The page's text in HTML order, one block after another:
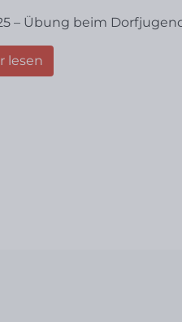
– Übung beim
lesen